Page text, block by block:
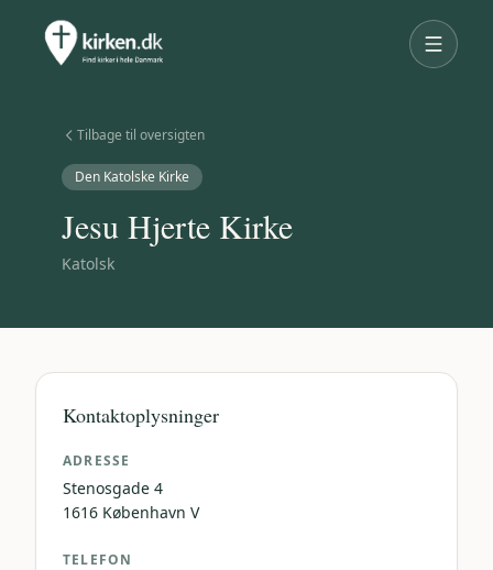
Tilbage til oversigten
Den Katolske Kirke
Jesu Hjerte Kirke
Katolsk
Kontaktoplysninger
ADRESSE
Stenosgade 4
1616 København V
TELEFON